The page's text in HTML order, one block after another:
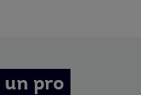
un pro